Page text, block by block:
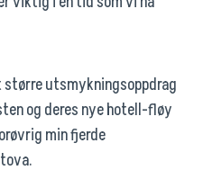
utsmykningsoppdrag
og deres nye hotell-fløy
min fjerde